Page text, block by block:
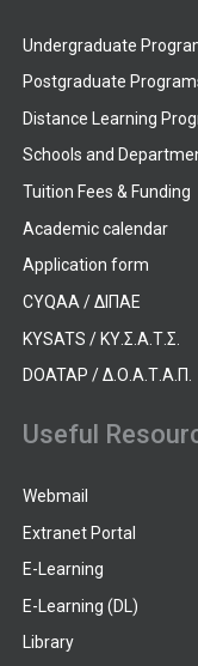
Undergraduate
Postgraduate
Distance Learning
Schools and
Tuition Fees & Funding
Academic calendar
Application form
CYQAA / ΔΙΠΑΕ
KYSATS / ΚΥ.Σ.Α.Τ.Σ.
DOATAP / Δ.Ο.Α.Τ.Α.Π.
Useful
Webmail
Extranet Portal
E-Learning
E-Learning (DL)
Library